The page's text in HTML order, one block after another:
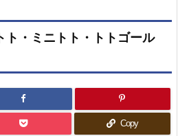
・ミニトト・トトゴール
Copy